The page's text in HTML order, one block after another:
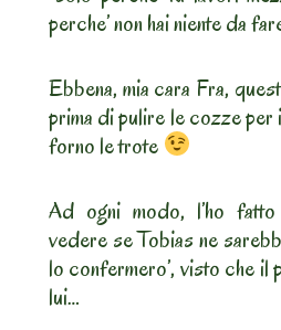
perche’ non hai niente da
Ebbena, mia cara Fra,
prima di pulire le cozze per
forno le trote
Ad ogni modo, l’ho
vedere se Tobias ne
lo confermero’, visto che il
lui…